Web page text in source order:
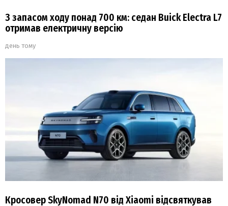
З запасом ходу понад 700 км: седан Buick Electra L7
отримав електричну версію
день тому
Кросовер SkyNomad N70 від Xiaomi відсвяткував